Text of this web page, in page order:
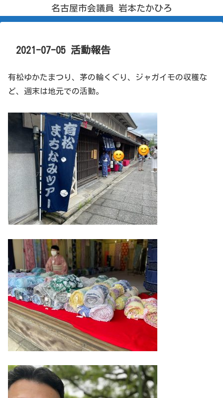
名古屋市会議員 岩本たかひろ
2021-07-05 活動報告
有松ゆかたまつり、茅の輪くぐり、ジャガイモの収穫な
ど、週末は地元での活動。